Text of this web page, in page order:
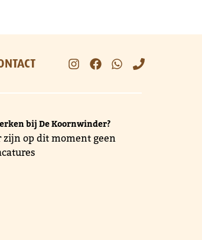
bij De Koornwinder?
zijn op dit moment geen